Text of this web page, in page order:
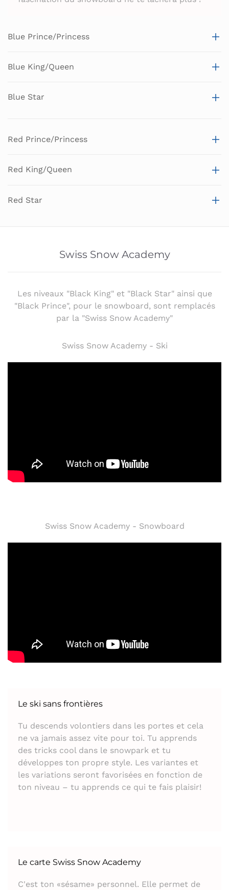
Blue Prince/Princess
Blue King/Queen
Blue Star
Red Prince/Princess
Red King/Queen
Red Star
Swiss Snow Academy
Les niveaux "Black King" et "Black Star" ainsi que
"Black Prince", pour le snowboard, sont remplacés
par la "Swiss Snow Academy"
Swiss Snow Academy - Ski
Swiss Snow Academy - Snowboard
Le ski sans frontières
Tu descends volontiers dans les portes et cela
ne va jamais assez vite pour toi. Tu apprends
des tricks cool dans le snowpark et tu
développes ton propre style. Les variantes et
les variations seront favorisées en fonction de
ton niveau – tu apprends ce qui te fais plaisir!
Le carte Swiss Snow Academy
C'est ton «sésame» personnel. Elle permet de